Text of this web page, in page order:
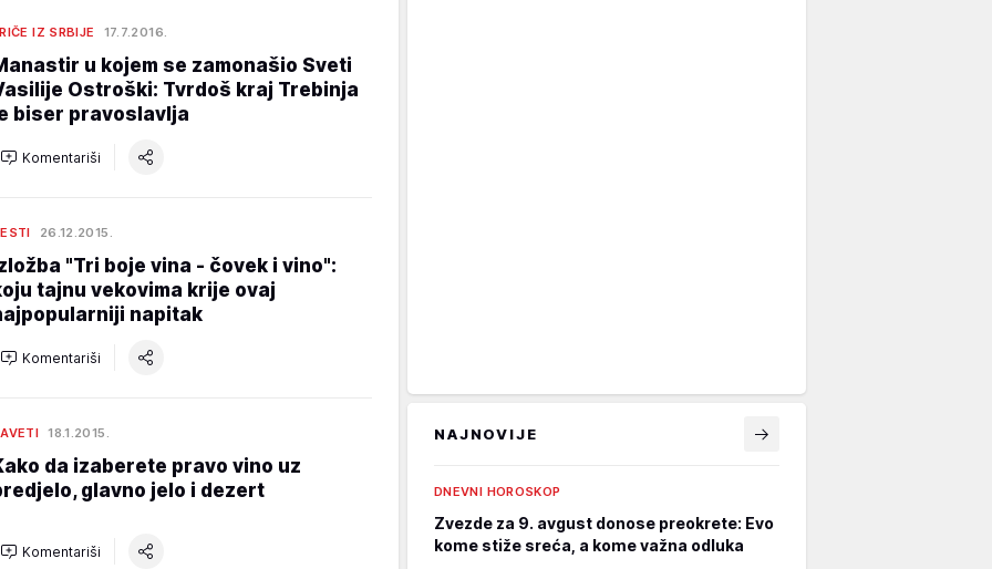
IZ SRBIJE 17.7.2016.
u kojem se zamonašio Sveti
Ostroški: Tvrdoš kraj Trebinja
biser pravoslavlja
Komentariši
26.12.2015.
"Tri boje vina - čovek i vino":
tajnu vekovima krije ovaj
napitak
Komentariši
18.1.2015.
da izaberete pravo vino uz
glavno jelo i dezert
Komentariši
NAJNOVIJE
DNEVNI HOROSKOP
Zvezde za 9. avgust donose preokrete: Evo
kome stiže sreća, a kome važna odluka